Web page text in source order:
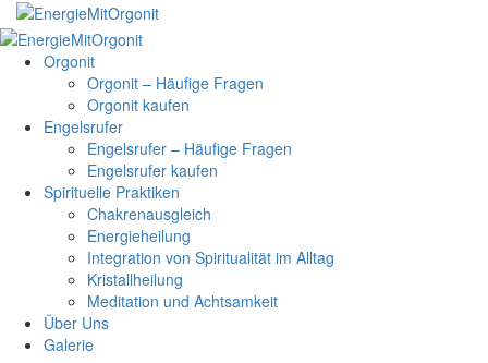
Skip
to
content
Primary
Menu Orgonit
Orgonit – Häufige Fragen
Orgonit kaufen
Engelsrufer
Engelsrufer – Häufige Fragen
Engelsrufer kaufen
Spirituelle Praktiken
Chakrenausgleich
Energieheilung
Integration von Spiritualität im Alltag
Kristallheilung
Meditation und Achtsamkeit
Über Uns
Galerie